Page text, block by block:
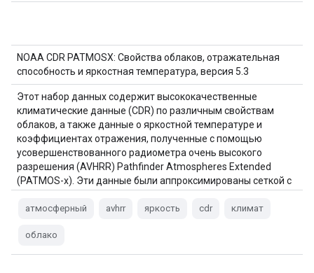
NOAA CDR PATMOSX: Свойства облаков, отражательная
способность и яркостная температура, версия 5.3
Этот набор данных содержит высококачественные
климатические данные (CDR) по различным свойствам
облаков, а также данные о яркостной температуре и
коэффициентах отражения, полученные с помощью
усовершенствованного радиометра очень высокого
разрешения (AVHRR) Pathfinder Atmospheres Extended
(PATMOS-x). Эти данные были аппроксимированы сеткой с
и…атмосферный avhrr яркость cdr климат
облако